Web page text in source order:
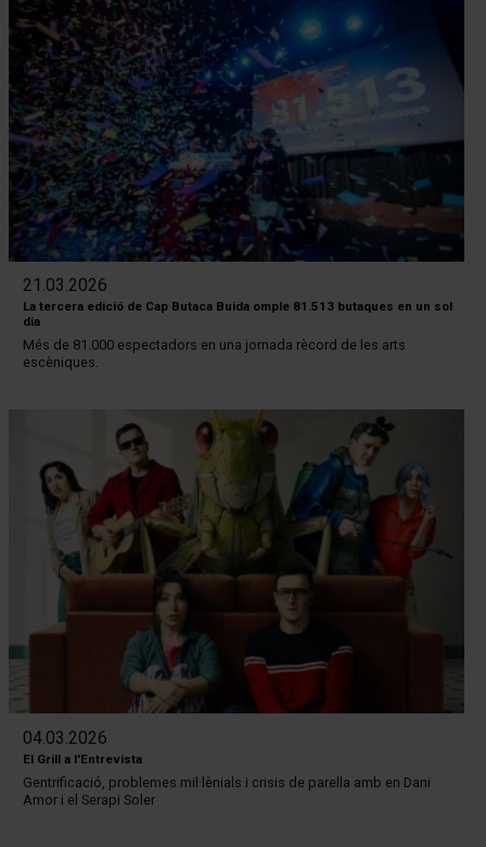
21.03.2026
La tercera edició de Cap Butaca Buida omple 81.513 butaques en un sol
dia
Més de 81.000 espectadors en una jornada rècord de les arts
escèniques.
04.03.2026
El Grill a l'Entrevista
Gentrificació, problemes mil·lènials i crisis de parella amb en Dani
Amor i el Serapi Soler